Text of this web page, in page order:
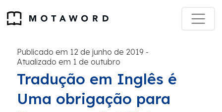
Publicado em 12 de junho de 2019 -
Atualizado em 1 de outubro
Tradução em Inglês é
Uma obrigação para